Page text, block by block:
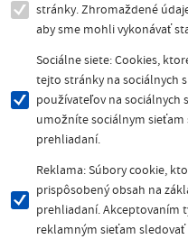
stránky. Zhromaždené
aby sme mohli vykonávať
Sociálne siete: Cookies,
tejto stránky na sociálnych
používateľov na sociálnych
umožníte sociálnym
prehliadaní.
Reklama: Súbory cookie,
prispôsobený obsah na
prehliadaní. Akceptovaním
reklamným sieťam